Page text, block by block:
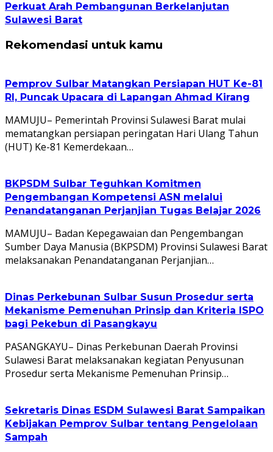
Perkuat Arah Pembangunan Berkelanjutan
Sulawesi Barat
Rekomendasi untuk kamu
Pemprov Sulbar Matangkan Persiapan HUT Ke-81
RI, Puncak Upacara di Lapangan Ahmad Kirang
MAMUJU– Pemerintah Provinsi Sulawesi Barat mulai
mematangkan persiapan peringatan Hari Ulang Tahun
(HUT) Ke-81 Kemerdekaan…
BKPSDM Sulbar Teguhkan Komitmen
Pengembangan Kompetensi ASN melalui
Penandatanganan Perjanjian Tugas Belajar 2026
MAMUJU– Badan Kepegawaian dan Pengembangan
Sumber Daya Manusia (BKPSDM) Provinsi Sulawesi Barat
melaksanakan Penandatanganan Perjanjian…
Dinas Perkebunan Sulbar Susun Prosedur serta
Mekanisme Pemenuhan Prinsip dan Kriteria ISPO
bagi Pekebun di Pasangkayu
PASANGKAYU– Dinas Perkebunan Daerah Provinsi
Sulawesi Barat melaksanakan kegiatan Penyusunan
Prosedur serta Mekanisme Pemenuhan Prinsip…
Sekretaris Dinas ESDM Sulawesi Barat Sampaikan
Kebijakan Pemprov Sulbar tentang Pengelolaan
Sampah